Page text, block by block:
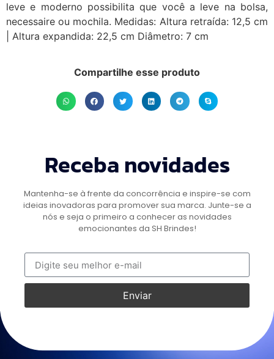
leve e moderno possibilita que você a leve na bolsa,
necessaire ou mochila. Medidas: Altura retraída: 12,5 cm
| Altura expandida: 22,5 cm Diâmetro: 7 cm
Compartilhe esse produto
Receba novidades
Mantenha-se à frente da concorrência e inspire-se com
ideias inovadoras para promover sua marca. Junte-se a
nós e seja o primeiro a conhecer as novidades
emocionantes da SH Brindes!
Enviar